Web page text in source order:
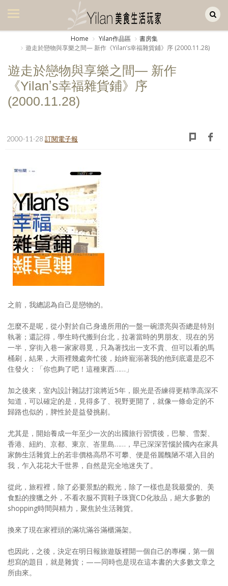
美食集
美飲集
廚房集
旅遊集
生活風
餐桌週記
享樂隨手拍
照相簿
影音區
歷史區
關於Yilan
個人著作
活動實況記錄
媒體報導一覽
合作與代言
訂閱電子報
Home Yilan作品區
書房集
遊走於戀物與享樂之間— 新作《Yilanʼs幸福雜貨鋪》序 (2000.11.28)
遊走於戀物與享樂之間— 新作
《Yilanʼs幸福雜貨鋪》序
(2000.11.28)
2000-11-28 訂閱電子報
之前，我總認為自己是戀物的。
怎麼不是呢，從小對於自己身邊所用的一盤一碗漂亮與否總是特別
執著；還記得，學生時代搬到台北，拉著當時的男朋友、現在的另
一半，穿街入巷一家家尋覓，只為著找出一支不貴、但可以看的馬
桶刷，結果，大雨裡幾處奔忙後，始終寵溺著我的他到底還是忍不
住發火：「你也夠了吧！這種東西……」
加之後來，室內設計雜誌打滾將近5年，眼光是否練得更精準高深不
知道，可以確定的是，見得多了、視野更開了，就像一條命定的不
歸路也似的，脾性於是益發挑剔。
尤其是，開始養成一年至少一次的出國旅行習慣後，巴黎、雪梨、
香港、紐約、京都、東京、峇里島……，早已深深苦惱於國內在家具
家飾生活雜貨上的若非價格高昂不可攀、便是俗麗醜陋不堪入目的
我，乍入花花大千世界，自然是完全地迷失了。
從此，旅程裡，除了必要景點的觀光，除了一樣也是我最愛的、美
食點的搜獵之外，不看衣服不買鞋子珠寶CD化妝品，絕大多數的
shopping時間與精力，聚焦於生活雜貨。
換來了現在家裡頭的滿坑滿谷滿櫃滿架。
也因此，之後，決定在明日報旅遊版裡開一個自己的專欄，第一個
想寫的題目，就是雜貨；——同時也是現在這本書的大多數文章之
所由來。